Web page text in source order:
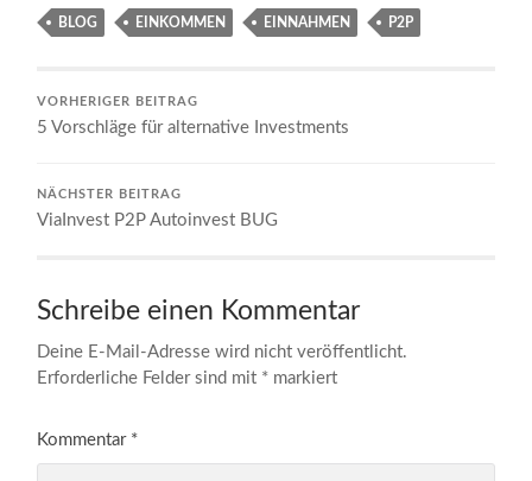
BLOG EINKOMMEN EINNAHMEN P2P
VORHERIGER BEITRAG
5 Vorschläge für alternative Investments
NÄCHSTER BEITRAG
ViaInvest P2P Autoinvest BUG
Schreibe einen Kommentar
Deine E-Mail-Adresse wird nicht veröffentlicht.
Erforderliche Felder sind mit * markiert
Kommentar *